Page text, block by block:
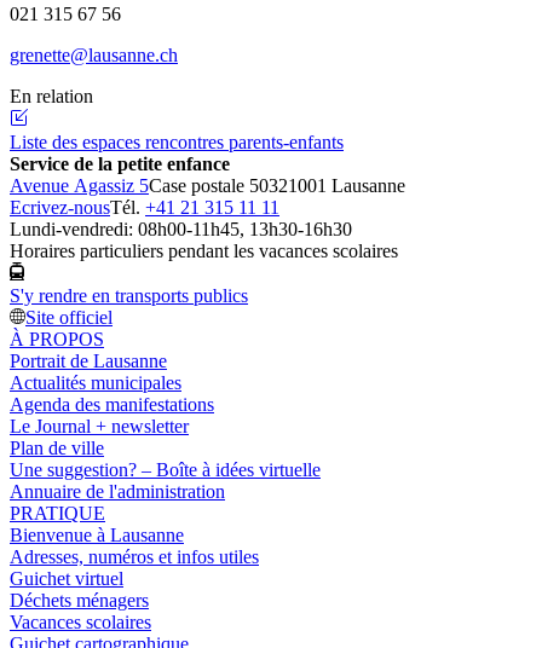
021 315 67 56
grenette@lausanne.ch
En relation
Liste des espaces rencontres parents-enfants
Service de la petite enfance
Avenue Agassiz 5Case postale 50321001 Lausanne
Ecrivez-nousTél. +41 21 315 11 11
Lundi-vendredi: 08h00-11h45, 13h30-16h30
Horaires particuliers pendant les vacances scolaires
S'y rendre en transports publics
Site officiel
À PROPOS
Portrait de Lausanne
Actualités municipales
Agenda des manifestations
Le Journal + newsletter
Plan de ville
Une suggestion? – Boîte à idées virtuelle
Annuaire de l'administration
PRATIQUE
Bienvenue à Lausanne
Adresses, numéros et infos utiles
Guichet virtuel
Déchets ménagers
Vacances scolaires